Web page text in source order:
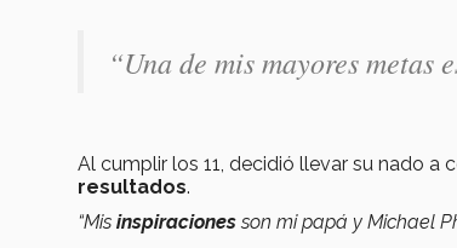
“Una de mis mayores metas
Al cumplir los 11, decidió llevar su nado
resultados.
“Mis inspiracionesson mi papá y Michael